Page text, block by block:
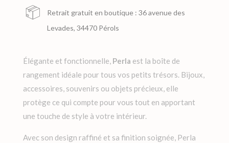
Retrait gratuit en boutique : 36 avenue des
Levades, 34470 Pérols
Élégante et fonctionnelle, Perla est la boîte de
rangement idéale pour tous vos petits trésors. Bijoux,
accessoires, souvenirs ou objets précieux, elle
protège ce qui compte pour vous tout en apportant
une touche de style à votre intérieur.
Avec son design raffiné et sa finition soignée, Perla